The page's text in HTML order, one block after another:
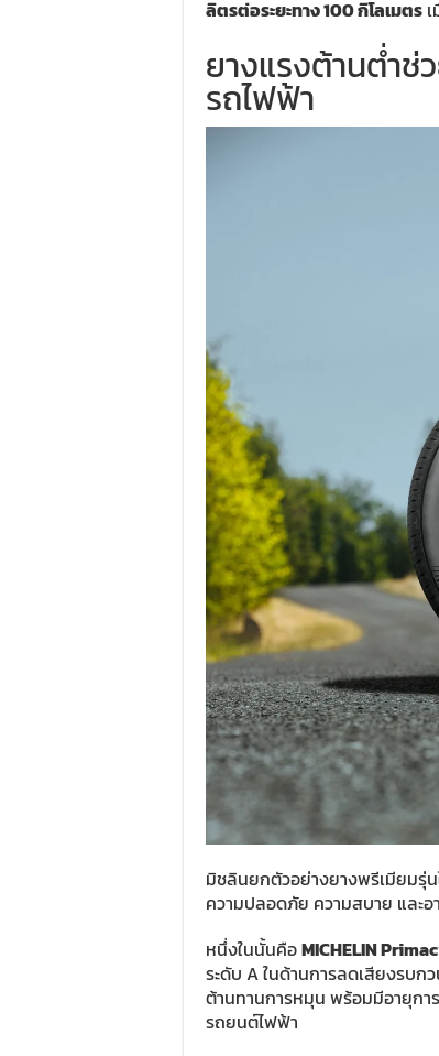
ลิตรต่อระยะทาง 100 กิโลเมตร
ยางแรงต้านต่ำช่
รถไฟฟ้า
มิชลินยกตัวอย่างยางพรีเมียมรุ่
ความปลอดภัย ความสบาย และอ
หนึ่งในนั้นคือMICHELIN
ระดับ A ในด้านการลดเสียงรบก
ต้านทานการหมุน พร้อมมีอายุกา
รถยนต์ไฟฟ้า